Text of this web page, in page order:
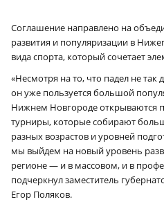
Соглашение направлено на
развития и популяризации в
вида спорта, который сочетает
«Несмотря на то, что падел не так
он уже пользуется большой
Нижнем Новгороде открываются
турниры, которые собирают
разных возрастов и уровней
мы выйдем на новый уровень
регионе — и в массовом, и в
подчеркнул заместитель
Егор Поляков.